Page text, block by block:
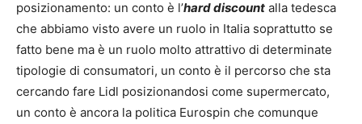
posizionamento: un conto è l’hard discount alla tedesca
che abbiamo visto avere un ruolo in Italia soprattutto se
fatto bene ma è un ruolo molto attrattivo di determinate
tipologie di consumatori, un conto è il percorso che sta
cercando fare Lidl posizionandosi come supermercato,
un conto è ancora la politica Eurospin che comunque